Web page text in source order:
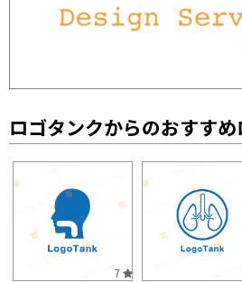
ロゴタンクからのおすす
7